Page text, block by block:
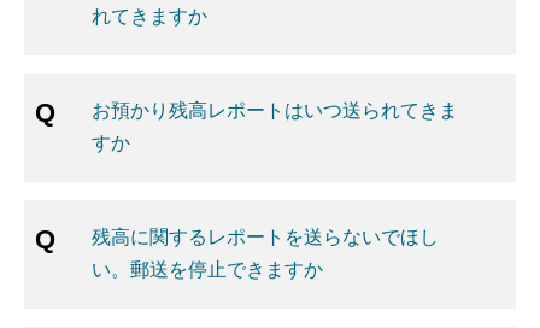
れてきますか
お預かり残高レポートはいつ送られてきま
すか
残高に関するレポートを送らないでほし
い。郵送を停止できますか